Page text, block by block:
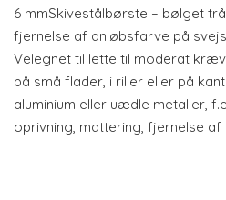
6 mmSkivestålbørste – bølget
fjernelse af anløbsfarve på
Velegnet til lette til moderat
på små flader, i riller eller på
aluminium eller uædle metaller,
oprivning, mattering, fjernelse af